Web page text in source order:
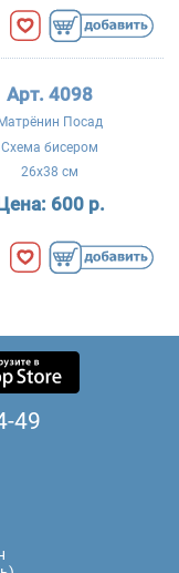
Арт. 4098
Матрёнин Посад
Схема бисером
26x38 см
600 р.
49